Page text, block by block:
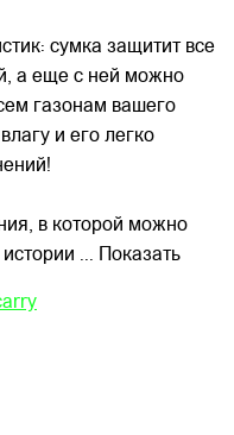
сумка защитит все
а еще с ней можно
газонам вашего
и его легко
в которой можно
... Показать